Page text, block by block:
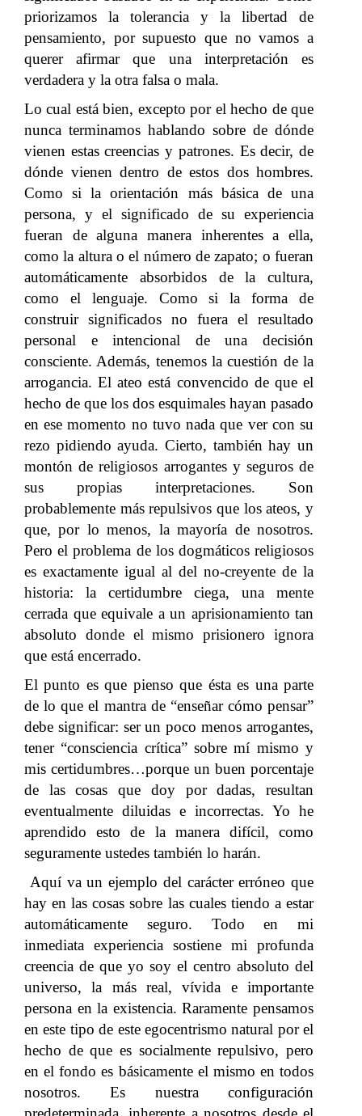
priorizamos la tolerancia y la libertad de
pensamiento, por supuesto que no vamos a
querer afirmar que una interpretación es
verdadera y la otra falsa o mala.
Lo cual está bien, excepto por el hecho de que
nunca terminamos hablando sobre de dónde
vienen estas creencias y patrones. Es decir, de
dónde vienen dentro de estos dos hombres.
Como si la orientación más básica de una
persona, y el significado de su experiencia
fueran de alguna manera inherentes a ella,
como la altura o el número de zapato; o fueran
automáticamente absorbidos de la cultura,
como el lenguaje. Como si la forma de
construir significados no fuera el resultado
personal e intencional de una decisión
consciente. Además, tenemos la cuestión de la
arrogancia. El ateo está convencido de que el
hecho de que los dos esquimales hayan pasado
en ese momento no tuvo nada que ver con su
rezo pidiendo ayuda. Cierto, también hay un
montón de religiosos arrogantes y seguros de
sus propias interpretaciones. Son
probablemente más repulsivos que los ateos, y
que, por lo menos, la mayoría de nosotros.
Pero el problema de los dogmáticos religiosos
es exactamente igual al del no-creyente de la
historia: la certidumbre ciega, una mente
cerrada que equivale a un aprisionamiento tan
absoluto donde el mismo prisionero ignora
que está encerrado.
El punto es que pienso que ésta es una parte
de lo que el mantra de “enseñar cómo pensar”
debe significar: ser un poco menos arrogantes,
tener “consciencia crítica” sobre mí mismo y
mis certidumbres…porque un buen porcentaje
de las cosas que doy por dadas, resultan
eventualmente diluidas e incorrectas. Yo he
aprendido esto de la manera difícil, como
seguramente ustedes también lo harán.
Aquí va un ejemplo del carácter erróneo que
hay en las cosas sobre las cuales tiendo a estar
automáticamente seguro. Todo en mi
inmediata experiencia sostiene mi profunda
creencia de que yo soy el centro absoluto del
universo, la más real, vívida e importante
persona en la existencia. Raramente pensamos
en este tipo de este egocentrismo natural por el
hecho de que es socialmente repulsivo, pero
en el fondo es básicamente el mismo en todos
nosotros. Es nuestra configuración